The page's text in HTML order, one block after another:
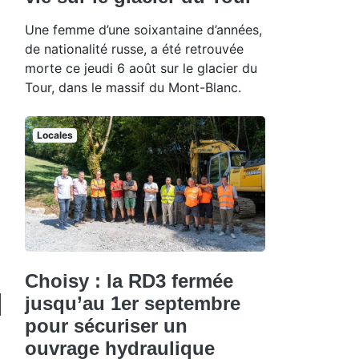
Une femme d’une soixantaine d’années,
de nationalité russe, a été retrouvée
morte ce jeudi 6 août sur le glacier du
Tour, dans le massif du Mont-Blanc.
Locales
Choisy : la RD3 fermée
jusqu’au 1er septembre
pour sécuriser un
ouvrage hydraulique